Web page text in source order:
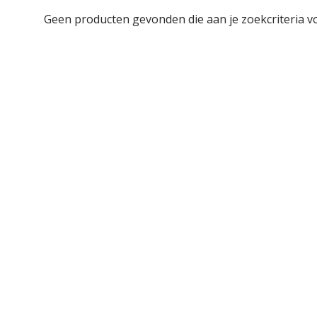
Geen producten gevonden die aan je zoekcriteria